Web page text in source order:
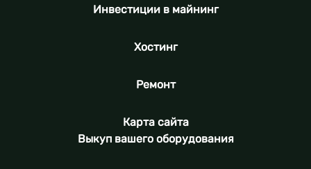
Инвестиции в майнинг
Хостинг
Ремонт
Карта сайта
Выкуп вашего оборудования